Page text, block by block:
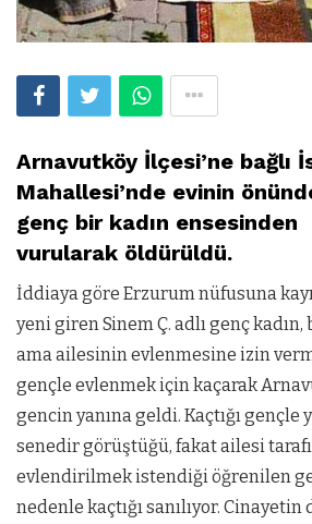
Arnavutköy İlçesi’ne bağlı
Mahallesi’nde evinin
genç bir kadın ensesinden
vurularak öldürüldü.
İddiaya göre Erzurum nüfusuna
yeni giren Sinem Ç. adlı genç
ama ailesinin evlenmesine izin
gençle evlenmek için kaçarak
gencin yanına geldi. Kaçtığı gençle
senedir görüştüğü, fakat ailesi
evlendirilmek istendiği öğrenilen
nedenle kaçtığı sanılıyor.